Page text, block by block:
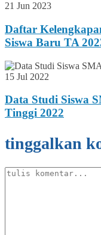
21 Jun 2023
Daftar
Siswa Baru TA
15 Jul 2022
Data Studi Siswa
Tinggi 2022
tinggalkan